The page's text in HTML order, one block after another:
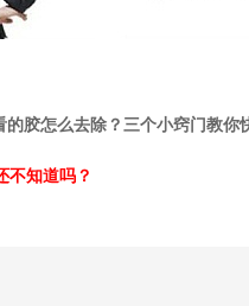
的胶怎么去除？三个小窍门教你
不知道吗？